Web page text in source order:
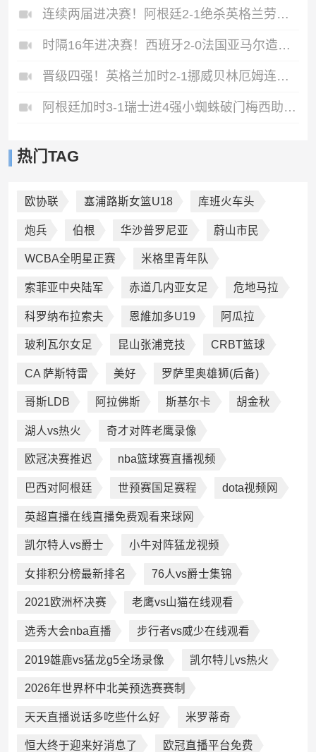
连续两届进决赛！阿根廷2-1绝杀英格兰劳塔罗恩佐破门梅西两助攻
时隔16年进决赛！西班牙2-0法国亚马尔造点奥亚萨瓦尔、波罗破门
晋级四强！英格兰加时2-1挪威贝林厄姆连场双响谢尔德鲁普破门
阿根廷加时3-1瑞士进4强小蜘蛛破门梅西助攻麦卡恩博洛假摔染红
热门TAG
欧协联 塞浦路斯女篮U18 库班火车头
炮兵 伯根 华沙普罗尼亚 蔚山市民
WCBA全明星正赛 米格里青年队
索菲亚中央陆军 赤道几内亚女足 危地马拉
科罗纳布拉索夫 恩維加多U19 阿瓜拉
玻利瓦尔女足 昆山张浦竞技 CRBT篮球
CA 萨斯特雷 美好 罗萨里奥雄狮(后备)
哥斯LDB 阿拉佛斯 斯基尔卡 胡金秋
湖人vs热火 奇才对阵老鹰录像
欧冠决赛推迟 nba篮球赛直播视频
巴西对阿根廷 世预赛国足赛程 dota视频网
英超直播在线直播免费观看来球网
凯尔特人vs爵士 小牛对阵猛龙视频
女排积分榜最新排名 76人vs爵士集锦
2021欧洲杯决赛 老鹰vs山猫在线观看
选秀大会nba直播 步行者vs威少在线观看
2019雄鹿vs猛龙g5全场录像 凯尔特儿vs热火
2026年世界杯中北美预选赛赛制
天天直播说话多吃些什么好 米罗蒂奇
恒大终于迎来好消息了 欧冠直播平台免费